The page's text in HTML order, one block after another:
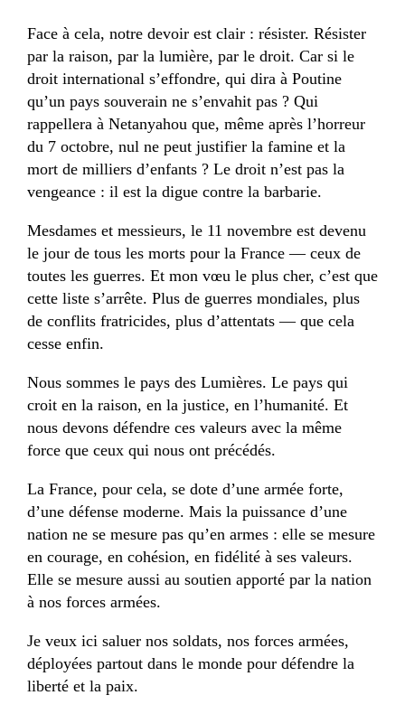
Face à cela, notre devoir est clair : résister. Résister
par la raison, par la lumière, par le droit. Car si le
droit international s’effondre, qui dira à Poutine
qu’un pays souverain ne s’envahit pas ? Qui
rappellera à Netanyahou que, même après l’horreur
du 7 octobre, nul ne peut justifier la famine et la
mort de milliers d’enfants ? Le droit n’est pas la
vengeance : il est la digue contre la barbarie.
Mesdames et messieurs, le 11 novembre est devenu
le jour de tous les morts pour la France — ceux de
toutes les guerres. Et mon vœu le plus cher, c’est que
cette liste s’arrête. Plus de guerres mondiales, plus
de conflits fratricides, plus d’attentats — que cela
cesse enfin.
Nous sommes le pays des Lumières. Le pays qui
croit en la raison, en la justice, en l’humanité. Et
nous devons défendre ces valeurs avec la même
force que ceux qui nous ont précédés.
La France, pour cela, se dote d’une armée forte,
d’une défense moderne. Mais la puissance d’une
nation ne se mesure pas qu’en armes : elle se mesure
en courage, en cohésion, en fidélité à ses valeurs.
Elle se mesure aussi au soutien apporté par la nation
à nos forces armées.
Je veux ici saluer nos soldats, nos forces armées,
déployées partout dans le monde pour défendre la
liberté et la paix.